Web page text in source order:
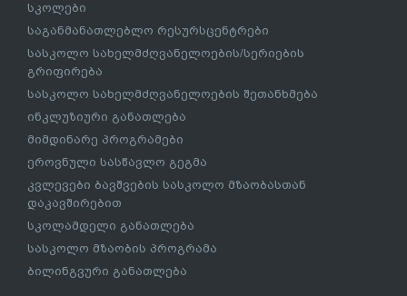
სკოლები
საგანმანათლებლო რესურსცენტრები
სასკოლო სახელმძღვანელოების/სერიების
გრიფირება
სასკოლო სახელმძღვანელოების შეთანხმება
ინკლუზიური განათლება
მიმდინარე პროგრამები
ეროვნული სასწავლო გეგმა
კვლევები ბავშვების სასკოლო მზაობასთან
დაკავშირებით
სკოლამდელი განათლება
სასკოლო მზაობის პროგრამა
ბილინგვური განათლება